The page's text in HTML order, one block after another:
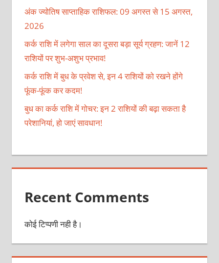
अंक ज्योतिष साप्ताहिक राशिफल: 09 अगस्त से 15 अगस्त,
2026
कर्क राशि में लगेगा साल का दूसरा बड़ा सूर्य ग्रहण: जानें 12
राशियों पर शुभ-अशुभ प्रभाव!
कर्क राशि में बुध के प्रवेश से, इन 4 राशियों को रखने होंगे
फूंक-फूंक कर कदम!
बुध का कर्क राशि में गोचर: इन 2 राशियों की बढ़ा सकता है
परेशानियां, हो जाएं सावधान!
Recent Comments
कोई टिप्पणी नही है।